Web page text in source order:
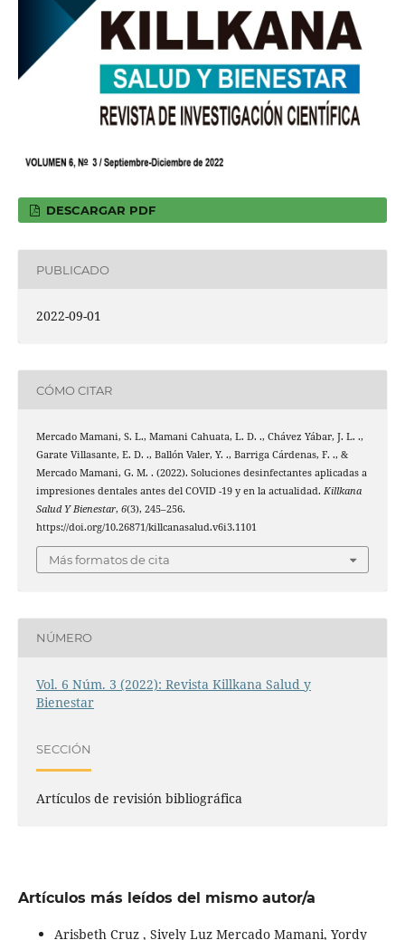
DESCARGAR PDF
PUBLICADO
2022-09-01
CÓMO CITAR
Mercado Mamani, S. L., Mamani Cahuata, L. D. ., Chávez Yábar, J. L. .,
Garate Villasante, E. D. ., Ballón Valer, Y. ., Barriga Cárdenas, F. ., &
Mercado Mamani, G. M. . (2022). Soluciones desinfectantes aplicadas a
impresiones dentales antes del COVID -19 y en la actualidad. Killkana
Salud Y Bienestar, 6(3), 245–256.
https://doi.org/10.26871/killcanasalud.v6i3.1101
Más formatos de cita
NÚMERO
Vol. 6 Núm. 3 (2022): Revista Killkana Salud y
Bienestar
SECCIÓN
Artículos de revisión bibliográfica
Artículos más leídos del mismo autor/a
Arisbeth Cruz , Sively Luz Mercado Mamani, Yordy